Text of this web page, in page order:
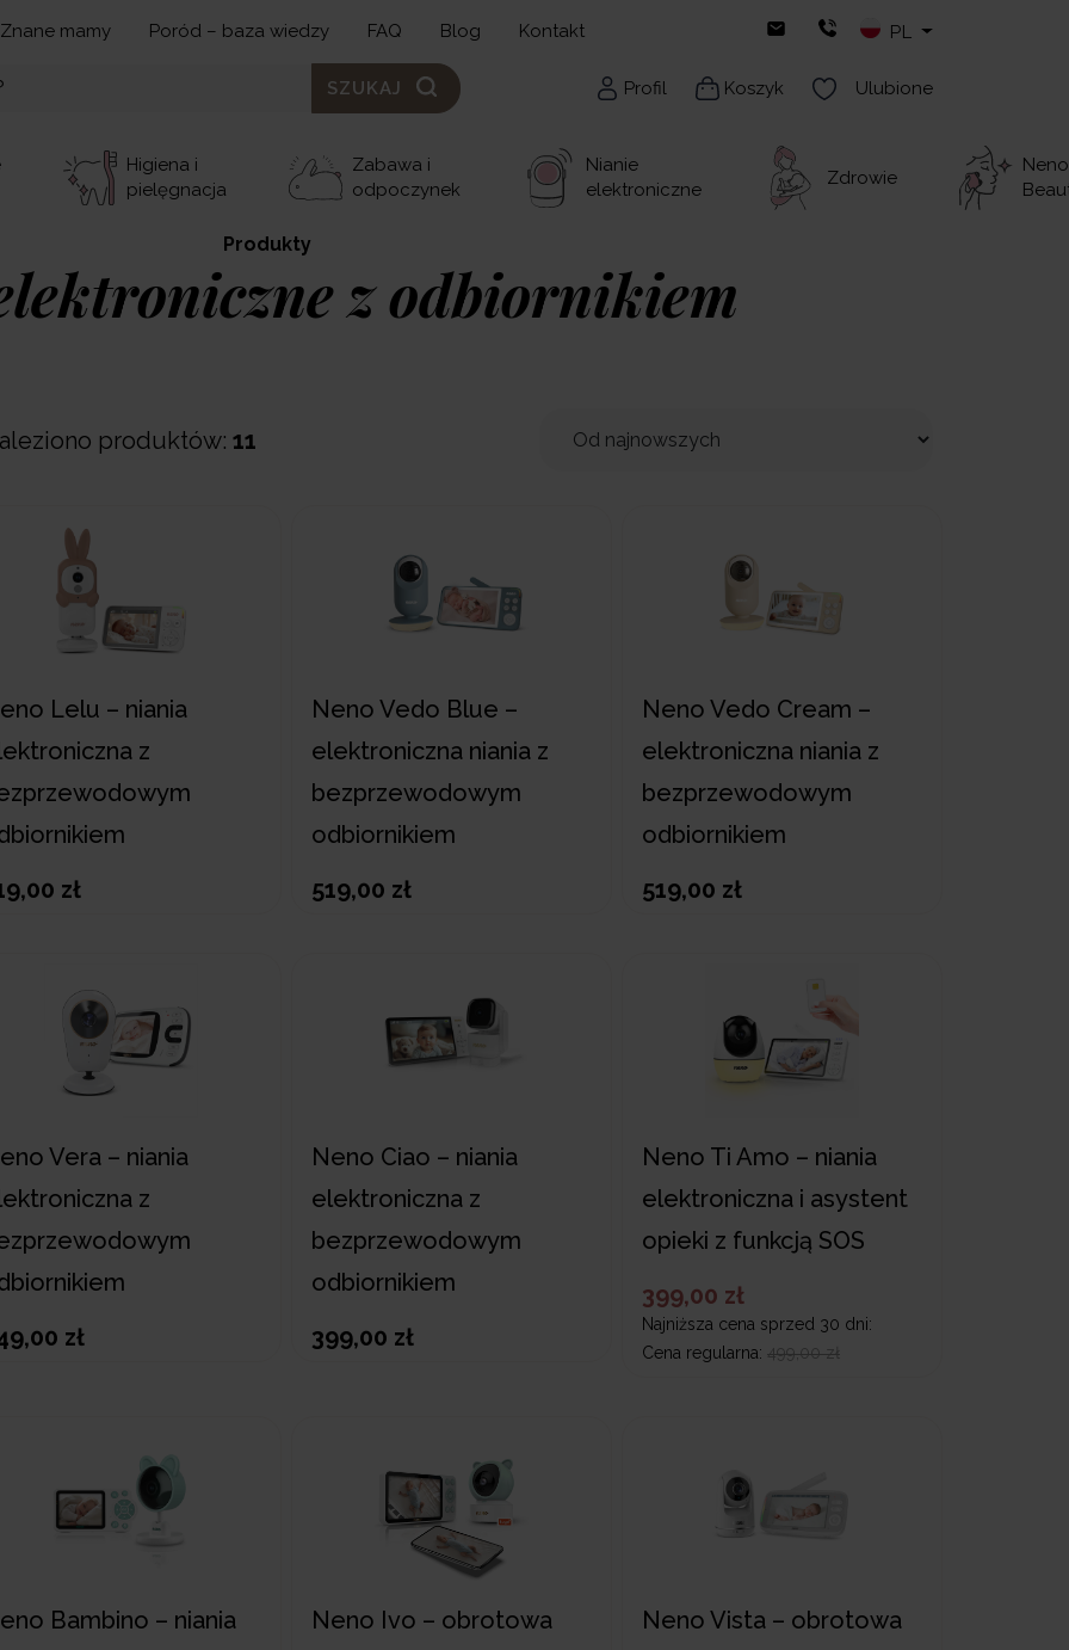
Znane mamy Poród – baza wiedzy FAQ Blog Kontakt PL
SZUKAJ Profil Koszyk Ulubione
Higiena i
pielęgnacja
Zabawa i
odpoczynek
Nianie
elektroniczne
Zdrowie
Neno
Produkty
z odbiornikiem
produktów: 11
Lelu – niania
z
zł
Neno Vedo Blue –
elektroniczna niania z
bezprzewodowym
odbiornikiem
519,00 zł
Neno Vedo Cream –
elektroniczna niania z
bezprzewodowym
odbiornikiem
519,00 zł
Vera – niania
z
zł
Neno Ciao – niania
elektroniczna z
bezprzewodowym
odbiornikiem
399,00 zł
Neno Ti Amo – niania
elektroniczna i asystent
opieki z funkcją SOS
399,00 zł
Najniższa cena sprzed 30 dni:
Cena regularna: 499,00 zł
Bambino – niania
Neno Ivo – obrotowa
Neno Vista – obrotowa